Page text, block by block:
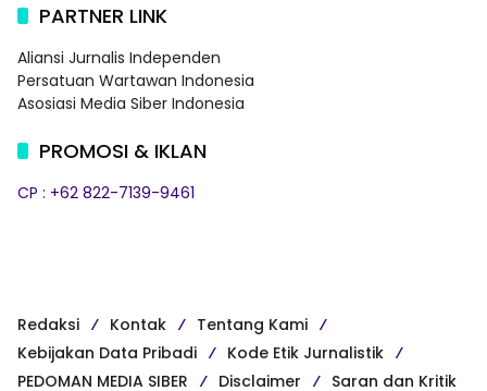
PARTNER LINK
Aliansi Jurnalis Independen
Persatuan Wartawan Indonesia
Asosiasi Media Siber Indonesia
PROMOSI & IKLAN
CP : +62 822-7139-9461
Redaksi Kontak
Tentang Kami
Kebijakan Data Pribadi
Kode Etik Jurnalistik
PEDOMAN MEDIA SIBER
Disclaimer Saran dan Kritik